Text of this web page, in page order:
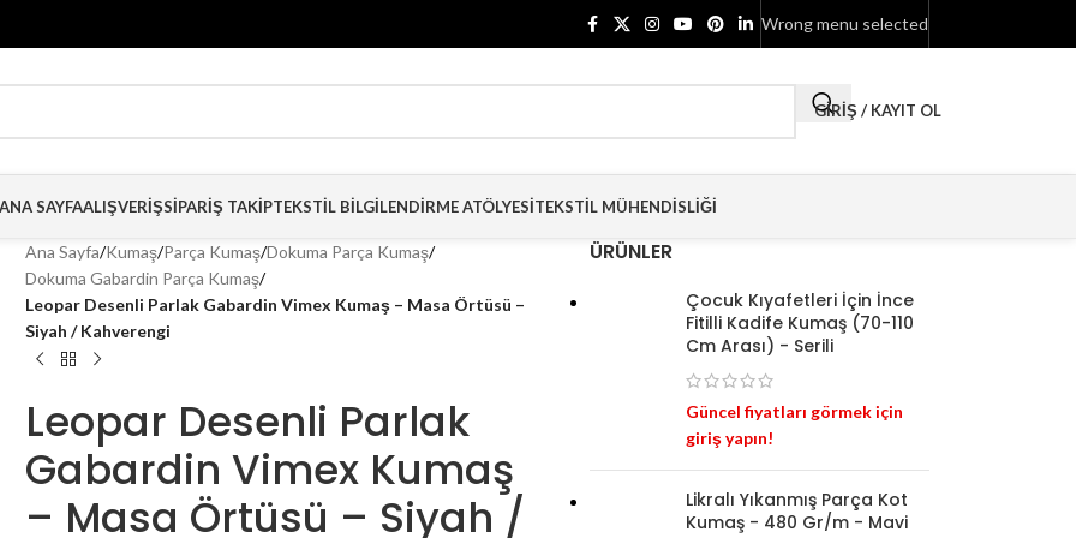
Wrong menu selected
GIRIŞ / KAYIT OL
ANA SAYFAALIŞVERIŞSIPARIŞ TAKIPTEKSTIL BILGILENDIRME ATÖLYESITEKSTIL MÜHENDISLIĞI
Ana Sayfa/Kumaş/Parça Kumaş/Dokuma Parça Kumaş/
Dokuma Gabardin Parça Kumaş/
Leopar Desenli Parlak Gabardin Vimex Kumaş – Masa Örtüsü –
Siyah / Kahverengi
Leopar Desenli Parlak
Gabardin Vimex Kumaş
– Masa Örtüsü – Siyah /
ÜRÜNLER
Çocuk Kıyafetleri İçin İnce
Fitilli Kadife Kumaş (70-110
Cm Arası) - Serili
Güncel fiyatları görmek için
giriş yapın!
Likralı Yıkanmış Parça Kot
Kumaş - 480 Gr/m - Mavi